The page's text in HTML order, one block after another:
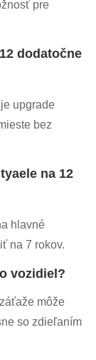
pre
dodatočne
upgrade
bez
na 12
hlavné
na 7 rokov.
vozidiel?
môže
so zdieľaním